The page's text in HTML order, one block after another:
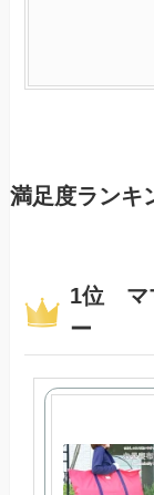
満足度ランキ
1位 マ
ー